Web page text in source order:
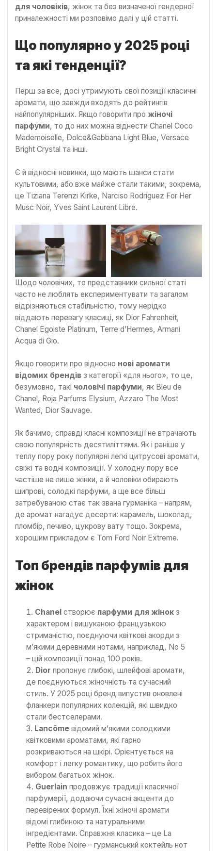
для чоловіків, жінок та без визначеної гендерної
приналежності ми розповімо далі у цій статті.
Що популярно у 2025 році
та які тенденції?
Перш за все, досі утримують свої позиції класичні
аромати, що завжди входять до рейтингів
найпопулярніших. Якщо говорити про жіночі
парфуми, то до них можна віднести Chanel Coco
Mademoiselle, Dolce&Gabbana Light Blue, Versace
Bright Crystal та інші.
Є й відносні новинки, що мають шанси стати
культовими, або вже майже стали такими, зокрема,
це Tiziana Terenzi Kirke, Narciso Rodriguez For Her
Musc Noir, Yves Saint Laurent Libre.
Щодо чоловічих, то представники сильної статі
часто не люблять експериментувати та загалом
відрізняються стабільністю, тому нерідко
віддають перевагу класиці, як Dior Fahrenheit,
Chanel Egoiste Platinum, Terre d’Hermes, Armani
Acqua di Gio.
Якщо говорити про відносно нові аромати
відомих брендів з категорії «для нього», то це,
безумовно, такі чоловічі парфуми, як Bleu de
Chanel, Roja Parfums Elysium, Azzaro The Most
Wanted, Dior Sauvage.
Як бачимо, справді класні композиції не втрачають
свою популярність десятиліттями. Як і раніше у
теплу пору року популярні легкі цитрусові аромати,
свіжі та водні композиції. У холодну пору все
частіше не лише жінки, а й чоловіки обирають
шипрові, солодкі парфуми, а ще все більш
затребуваною стає так звана гурманіка – напрям,
де аромат нагадує десерти: карамель, шоколад,
пломбір, печиво, цукрову вату тощо. Зокрема,
хорошим прикладом є Tom Ford Noir Extreme.
Топ брендів парфумів для
жінок
Chanel створює парфуми для жінок з
характером і вишуканою французькою
стриманістю, поєднуючи квіткові акорди з
м’якими деревними нотами, наприклад, No 5
– цій композиції понад 100 років.
Dior пропонує глибокі, шлейфові аромати,
де поєднуються жіночність та сучасний
стиль. У 2025 році бренд випустив оновлені
фланкери популярних колекцій, які швидко
стали бестселерами.
Lancôme відомий м’якими солодкими
квітковими ароматами, які гарно
розкриваються на шкірі. Орієнтується на
комфорт і легку романтику, що робить його
вибором багатьох жінок.
Guerlain продовжує традиції класичної
парфумерії, додаючи сучасні акценти до
перевірених формул. Їхні жіночі аромати
відомі глибиною та натуральними
інгредієнтами. Справжня класика – це La
Petite Robe Noire – гурманський коктейль нот